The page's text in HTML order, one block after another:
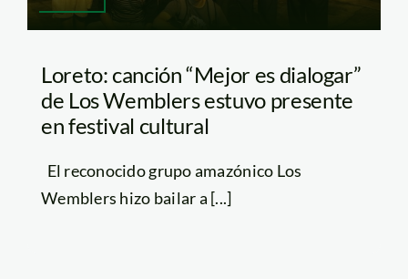
Loreto: canción “Mejor es dialogar”
de Los Wemblers estuvo presente
en festival cultural
El reconocido grupo amazónico Los
Wemblers hizo bailar a [...]